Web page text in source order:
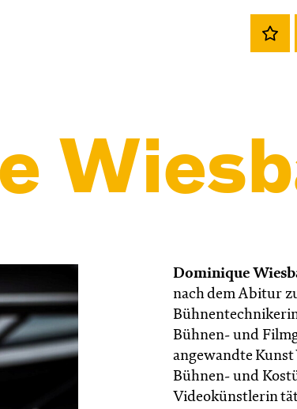
Dominique
nach dem Abitur
Bühnen- und
angewandte Kunst
Bühnen- und
Videokünstlerin